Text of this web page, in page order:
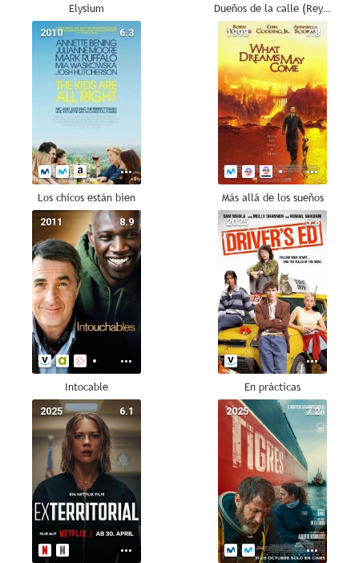
Elysium Dueños de la calle (Reyes de la calle)
6.3
2010
Los chicos están bien
7.8
1998
Más allá de los sueños
8.9
2011
Intocable
5.8
2025
En prácticas
6.1
2025 7.2
2025